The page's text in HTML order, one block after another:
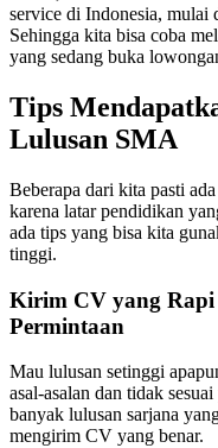
service di Indonesia,
Sehingga kita bisa coba
yang sedang buka
Tips
Lulusan SMA
Beberapa dari kita pasti
karena latar pendidikan
ada tips yang bisa kita
tinggi.
Kirim CV yang Rapi
Permintaan
Mau lulusan setinggi
asal-asalan dan tidak
banyak lulusan sarjana
mengirim CV yang benar.